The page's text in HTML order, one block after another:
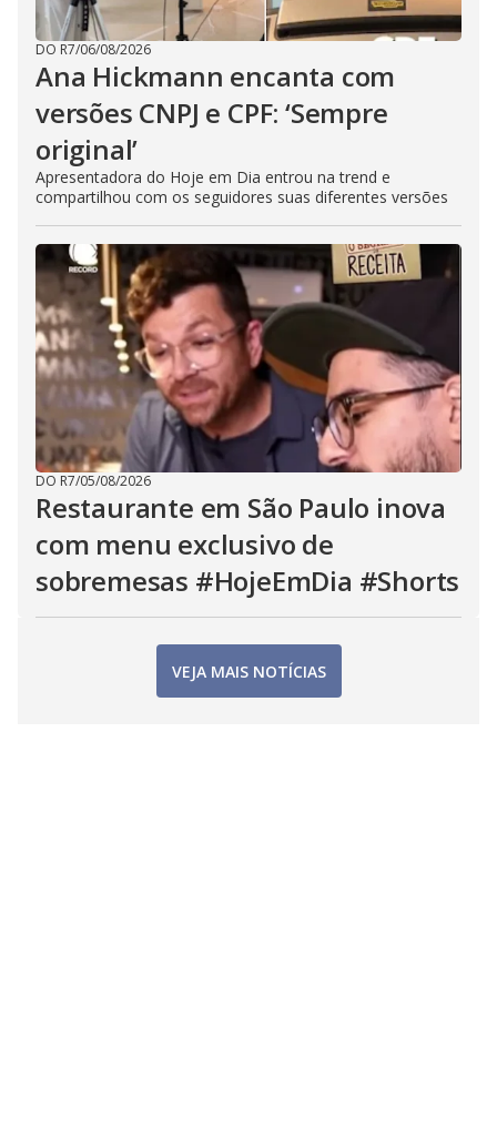
DO R7/06/08/2026
Ana Hickmann encanta com
versões CNPJ e CPF: ‘Sempre
original’
Apresentadora do Hoje em Dia entrou na trend e
compartilhou com os seguidores suas diferentes versões
DO R7/05/08/2026
Restaurante em São Paulo inova
com menu exclusivo de
sobremesas #HojeEmDia #Shorts
VEJA MAIS NOTÍCIAS